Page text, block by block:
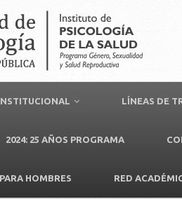
LÍNEAS DE
2024: 25 AÑOS PROGRAMA
HOMBRES RED